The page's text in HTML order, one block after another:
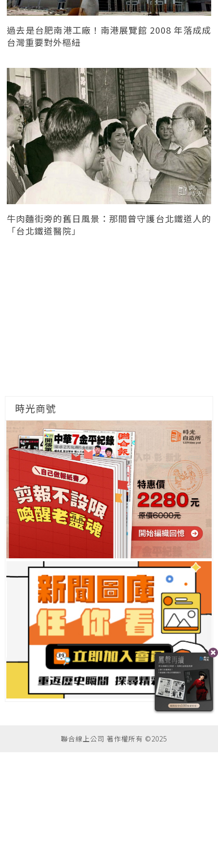
過去是台肥南港工廠！南港展覽館 2008 年落成成
台灣重要對外樞紐
牛肉麵街旁的舊日風景：那間曾守護台北鐵道人的
「台北鐵道醫院」
時光商號
聯合線上公司 著作權所有 ©2025